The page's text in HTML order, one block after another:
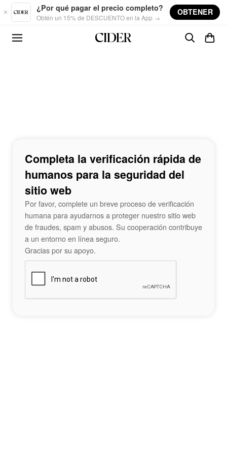
Skip to main content
¿Por qué pagar el precio completo?
Obtén un 15% de DESCUENTO en la App →
OBTENER
Completa la verificación rápida de
humanos para la seguridad del
sitio web
Por favor, complete un breve proceso de verificación
humana para ayudarnos a proteger nuestro sitio web
de fraudes, spam y abusos. Su cooperación contribuye
a un entorno en línea seguro.
Gracias por su apoyo.